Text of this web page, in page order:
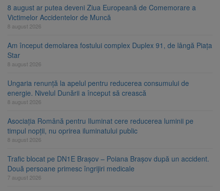
8 august ar putea deveni Ziua Europeană de Comemorare a
Victimelor Accidentelor de Muncă
8 august 2026
Am început demolarea fostului complex Duplex 91, de lângă Piața
Star
8 august 2026
Ungaria renunță la apelul pentru reducerea consumului de
energie. Nivelul Dunării a început să crească
8 august 2026
Asociația Română pentru Iluminat cere reducerea luminii pe
timpul nopții, nu oprirea iluminatului public
8 august 2026
Trafic blocat pe DN1E Brașov – Poiana Brașov după un accident.
Două persoane primesc îngrijiri medicale
7 august 2026